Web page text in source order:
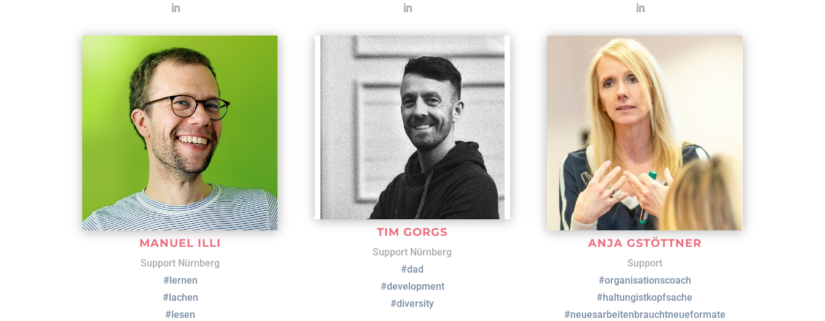
MANUEL ILLI
Support Nürnberg
#lernen
#lachen
#lesen
TIM GORGS
Support Nürnberg
#dad
#development
#diversity
ANJA GSTÖTTNER
Support
#organisationscoach
#haltungistkopfsache
#neuesarbeitenbrauchtneueformate